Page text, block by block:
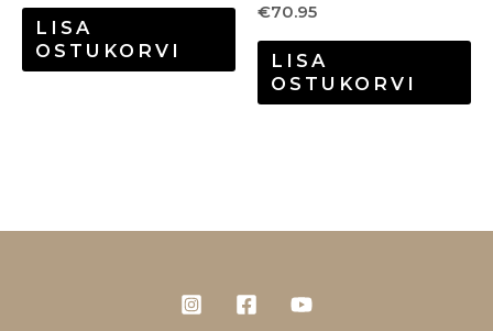
LISA
OSTUKORVI
€70.95
LISA
OSTUKORVI